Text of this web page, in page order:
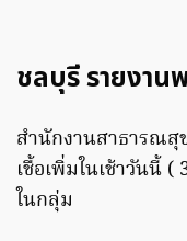
ชลบุรี รายงาน
สำนักงานสาธารณสุ
เชื้อเพิ่มในเช้าวันนี้
ในกลุ่ม